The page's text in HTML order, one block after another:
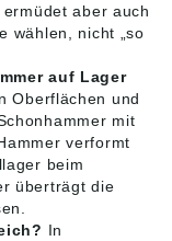
aber auch
wählen, nicht „so
auf Lager
Oberflächen und
mit
verformt
beim
überträgt die
In